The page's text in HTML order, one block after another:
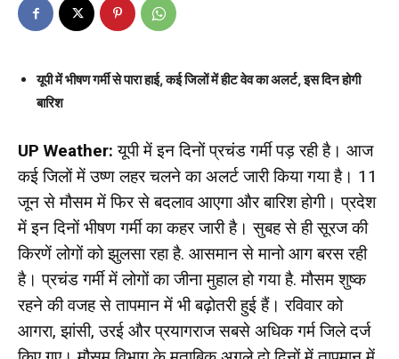
यूपी में भीषण गर्मी से पारा हाई, कई जिलों में हीट वेव का अलर्ट, इस दिन होगी
बारिश
UP Weather: यूपी में इन दिनों प्रचंड गर्मी पड़ रही है। आज
कई जिलों में उष्ण लहर चलने का अलर्ट जारी किया गया है। 11
जून से मौसम में फिर से बदलाव आएगा और बारिश होगी। प्रदेश
में इन दिनों भीषण गर्मी का कहर जारी है। सुबह से ही सूरज की
किरणें लोगों को झुलसा रहा है. आसमान से मानो आग बरस रही
है। प्रचंड गर्मी में लोगों का जीना मुहाल हो गया है. मौसम शुष्क
रहने की वजह से तापमान में भी बढ़ोतरी हुई हैं। रविवार को
आगरा, झांसी, उरई और प्रयागराज सबसे अधिक गर्म जिले दर्ज